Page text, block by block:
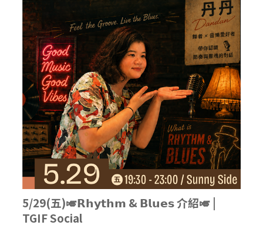
5/29(五)🎺𝗥𝗵𝘆𝘁𝗵𝗺 & 𝗕𝗹𝘂𝗲𝘀 介紹🎺 |
TGIF Social